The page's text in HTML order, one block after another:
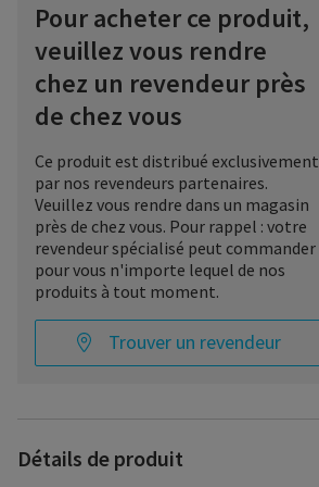
Pour acheter ce produit,
veuillez vous rendre
chez un revendeur près
de chez vous
Ce produit est distribué exclusivement
par nos revendeurs partenaires.
Veuillez vous rendre dans un magasin
près de chez vous. Pour rappel : votre
revendeur spécialisé peut commander
pour vous n'importe lequel de nos
produits à tout moment.
Trouver un revendeur
Détails de produit